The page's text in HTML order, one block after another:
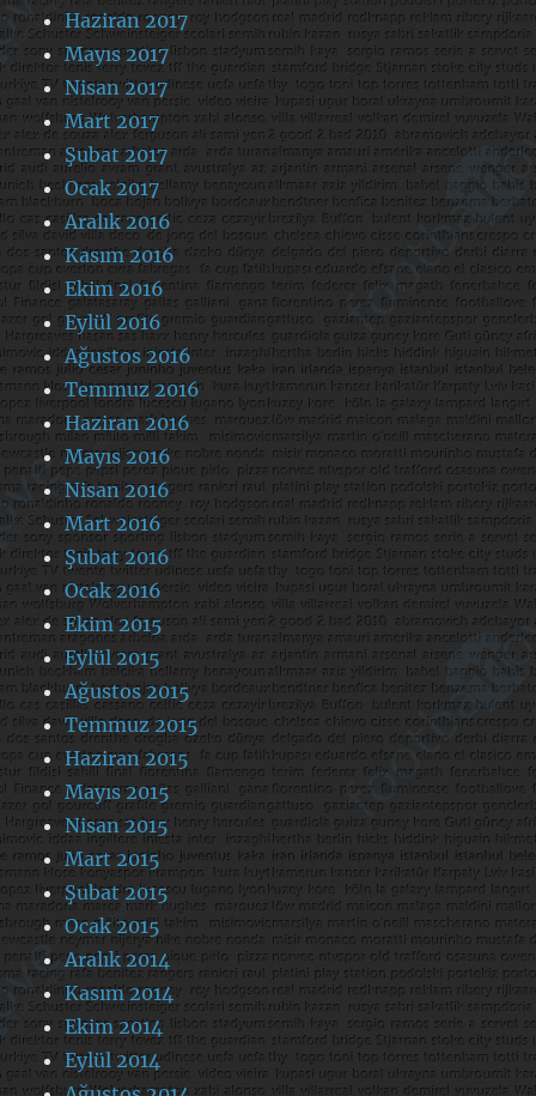
Haziran 2017
Mayıs 2017
Nisan 2017
Mart 2017
Şubat 2017
Ocak 2017
Aralık 2016
Kasım 2016
Ekim 2016
Eylül 2016
Ağustos 2016
Temmuz 2016
Haziran 2016
Mayıs 2016
Nisan 2016
Mart 2016
Şubat 2016
Ocak 2016
Ekim 2015
Eylül 2015
Ağustos 2015
Temmuz 2015
Haziran 2015
Mayıs 2015
Nisan 2015
Mart 2015
Şubat 2015
Ocak 2015
Aralık 2014
Kasım 2014
Ekim 2014
Eylül 2014